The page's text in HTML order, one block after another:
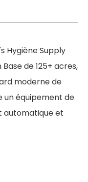
Hygiène Supply
de 125+ acres,
moderne de
un équipement de
automatique et